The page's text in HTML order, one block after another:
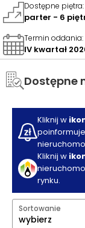
Dostępne piętra:
parter - 6
Termin oddania:
IV kwartał
Dostępne
Kliknij w
Kliknij w
rynku.
Sortowanie
wybierz